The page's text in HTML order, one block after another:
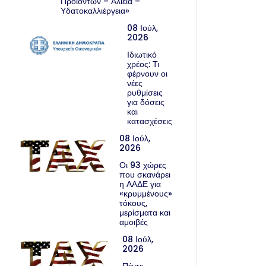
Υδατοκαλλιέργεια»
08 Ιούλ,
2026
Ιδιωτικό
χρέος: Τι
φέρνουν οι
νέες
ρυθμίσεις
για δόσεις
και
κατασχέσεις
08 Ιούλ,
2026
Οι 93 χώρες
που σκανάρει
η ΑΑΔΕ για
«κρυμμένους»
τόκους,
μερίσματα και
αμοιβές
08 Ιούλ,
2026